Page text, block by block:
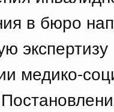
в бюро
медико-